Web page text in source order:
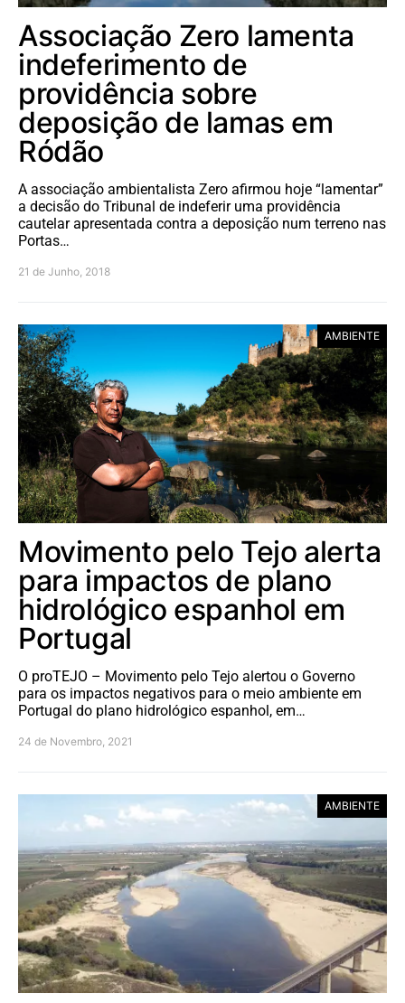
Associação Zero lamenta
indeferimento de
providência sobre
deposição de lamas em
Ródão
A associação ambientalista Zero afirmou hoje “lamentar”
a decisão do Tribunal de indeferir uma providência
cautelar apresentada contra a deposição num terreno nas
Portas…
21 de Junho, 2018
AMBIENTE
Movimento pelo Tejo alerta
para impactos de plano
hidrológico espanhol em
Portugal
O proTEJO – Movimento pelo Tejo alertou o Governo
para os impactos negativos para o meio ambiente em
Portugal do plano hidrológico espanhol, em…
24 de Novembro, 2021
AMBIENTE